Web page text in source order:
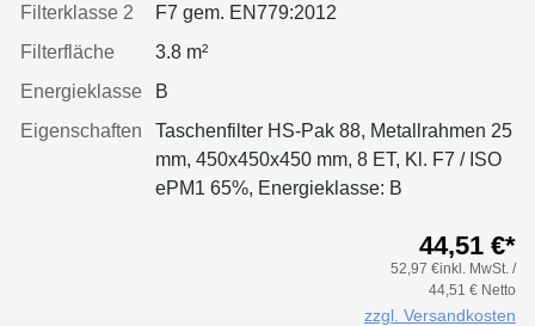
Filterklasse 2
F7 gem. EN779:2012
Filterfläche
3.8 m²
Energieklasse
B
Eigenschaften
Taschenfilter HS-Pak 88, Metallrahmen 25
mm, 450x450x450 mm, 8 ET, Kl. F7 / ISO
ePM1 65%, Energieklasse: B
44,51 €*
52,97 €inkl. MwSt. /
44,51 € Netto
zzgl. Versandkosten